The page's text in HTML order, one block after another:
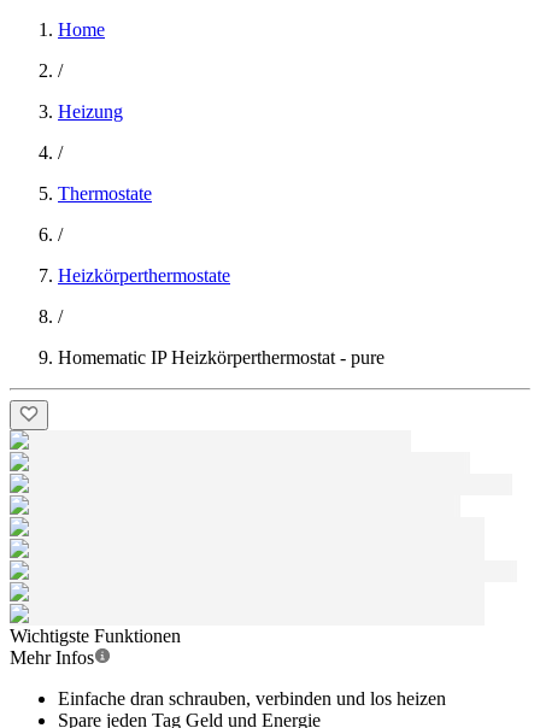
Home
/
Heizung
/
Thermostate
/
Heizkörperthermostate
/
Homematic IP Heizkörperthermostat - pure
Wichtigste Funktionen
Mehr Infos
Einfache dran schrauben, verbinden und los heizen
Spare jeden Tag Geld und Energie